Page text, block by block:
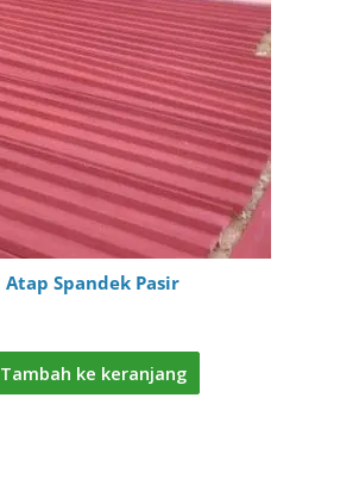
Atap Spandek Pasir
Tambah ke keranjang